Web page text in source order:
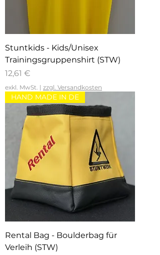
Stuntkids - Kids/Unisex
Trainingsgruppenshirt (STW)
Preis
12,61 €
exkl. MwSt. | zzgl. Versandkosten
HAND MADE IN DE
Rental Bag - Boulderbag für
Verleih (STW)